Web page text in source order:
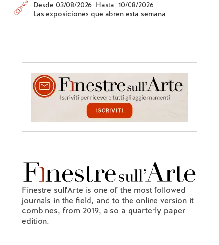
Desde 03/08/2026 Hasta 10/08/2026
Las exposiciones que abren esta semana
Finestre sull'Arte is one of the most followed
journals in the field, and to the online version it
combines, from 2019, also a quarterly paper
edition.